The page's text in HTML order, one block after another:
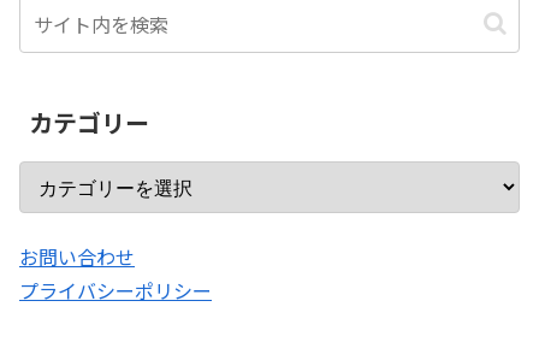
カテゴリー
お問い合わせ
プライバシーポリシー